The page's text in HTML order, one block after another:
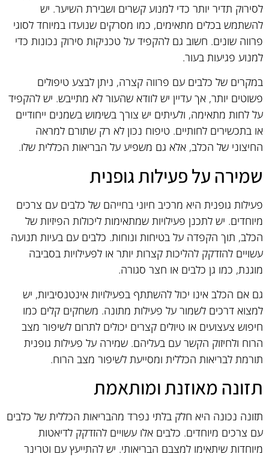
לסירוק תדיר יותר כדי למנוע קשרים ושבירת השיער. יש
להשתמש בכלים מתאימים, כמו מסרקים שנועדו במיוחד לסוגי
פרווה שונים. חשוב גם להקפיד על טכניקות סירוק נכונות כדי
למנוע פגיעות בעור.
במקרים של כלבים עם פרווה קצרה, ניתן לבצע טיפולים
פשוטים יותר, אך עדיין יש לוודא שהעור לא מתייבש. יש להקפיד
על לחות מתאימה, ולעיתים יש צורך בשימוש בשמנים ייחודיים
או בתכשירים לחותיים. טיפוח נכון לא רק שתורם למראה
החיצוני של הכלב, אלא גם משפיע על הבריאות הכללית שלו.
שמירה על פעילות גופנית
פעילות גופנית היא מרכיב חיוני בחייהם של כלבים עם צרכים
מיוחדים. יש לתכנן פעילויות שמתאימות ליכולות הפיזיות של
הכלב, תוך הקפדה על בטיחות ונוחות. כלבים עם בעיות תנועה
עשויים להזדקק להליכות קצרות יותר או לפעילויות בסביבה
מוגנת, כמו גן כלבים או חצר סגורה.
גם אם הכלב אינו יכול להשתתף בפעילויות אינטנסיביות, יש
למצוא דרכים לשמור על פעילות מתונה. משחקים קלים כמו
חיפוש צעצועים או טיולים קצרים יכולים לתרום לשיפור מצב
הרוח ולחיזוק הקשר עם בעליהם. שמירה על פעילות גופנית
תורמת לבריאות הכללית ומסייעת לשיפור מצב הרוח.
תזונה מאוזנת ומותאמת
תזונה נכונה היא חלק בלתי נפרד מהבריאות הכללית של כלבים
עם צרכים מיוחדים. כלבים אלו עשויים להזדקק לדיאטות
מיוחדות שיתאימו למצבם הבריאותי. יש להתייעץ עם וטרינר